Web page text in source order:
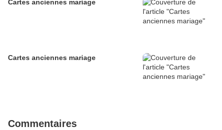
Cartes anciennes mariage
Cartes anciennes mariage
Commentaires